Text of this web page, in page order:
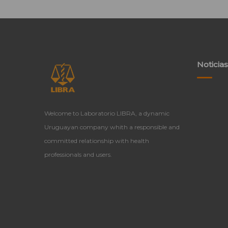
Welcome to Laboratorio LIBRA, a dynamic
Uruguayan company whith a responsible and
committed relationship with health
professionals and users.
Noticias